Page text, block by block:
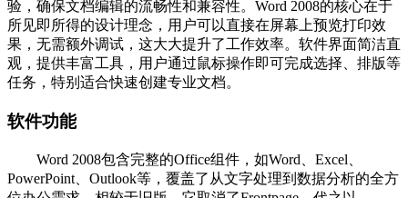
验，确保文档编辑的流畅性和兼容性。Word 2008的核心在于
所见即所得的设计理念，用户可以直接在屏幕上预览打印效
果，无需额外调试，这大大提升了工作效率。软件界面简洁直
观，提供丰富工具，用户通过鼠标操作即可完成选择、排版等
任务，特别适合快速创建专业文档。
软件功能
Word 2008包含完整的Office组件，如Word、Excel、
PowerPoint、Outlook等，覆盖了从文字处理到数据分析的全方